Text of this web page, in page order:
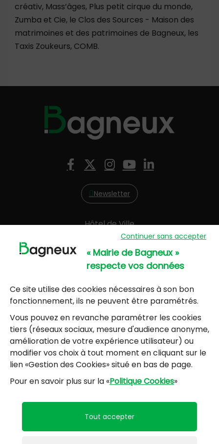
créativ, Mass’âges, Plus petit cirque du monde,
Zumba et Cie, le Clos des Sources - Maison des
matrimoines et des patrimoines de Bagneux, les
Taxis Zoukeurs, COMB.
Facebook
X (Twitter)
Instagram
YouTube
LinkedIn
Newsletter
Hôtel de Ville
57, avenue Henri Ravera - 92220 Bagneux
01 42 31 60 00
Mairie annexe
8, résidence du Port Galand - 92220 Bagneux
NOUS CONTACTER
Horaires d’ouverture :
Lundi, mercredi, jeudi, vendredi : 8h30-12h et
Mardi : 13h30-17h
Samedi : 9h-12h pour le service État civil (hors
vacances scolaires)
Continuer sans accepter
« Mairie de Bagneux »
respecte vos données
Ce site utilise des cookies nécessaires à son bon
fonctionnement, ils ne peuvent être paramétrés.
Vous pouvez en revanche paramétrer les cookies
tiers (réseaux sociaux, mesure d'audience anonyme,
amélioration de votre expérience utilisateur) ou
modifier vos choix à tout moment en cliquant sur le
lien «Gestion des Cookies» situé en bas de page.
Pour en savoir plus sur la «Politique Cookies»
Tout accepter